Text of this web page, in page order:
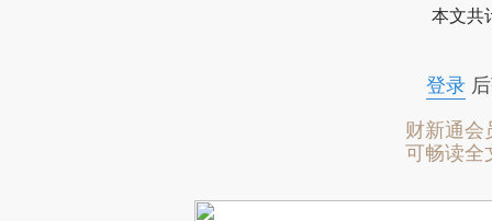
本文共
登录后
财新通会
可畅读全